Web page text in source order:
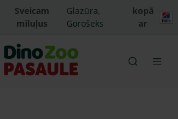
Sveicam
mīluļus
Glazūra,
Gorošeks
kopā
ar